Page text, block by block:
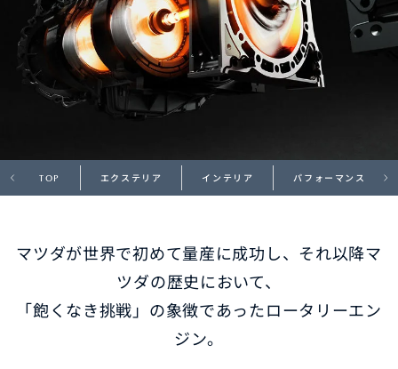
購入相談
マツダを知る
リコール情報
お問合せ/FAQ
TOP エクステリア インテリア パフォーマンス
マツダが世界で初めて量産に成功し、それ以降マ
ツダの歴史において、
「飽くなき挑戦」の象徴であったロータリーエン
ジン。